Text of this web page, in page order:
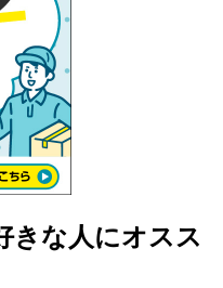
きな人にオスス